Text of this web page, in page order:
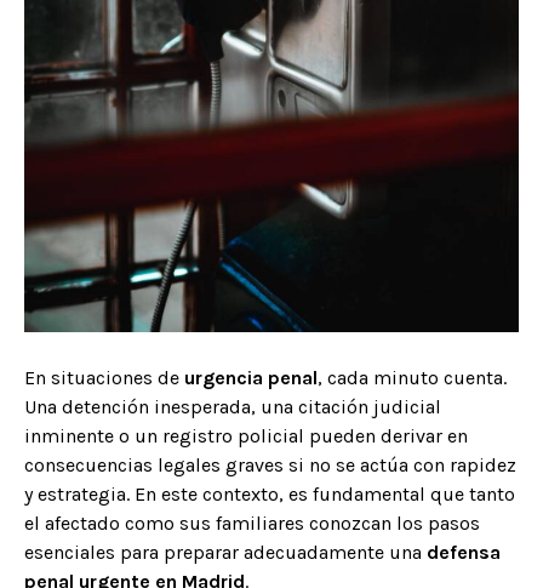
En situaciones de urgencia penal, cada minuto cuenta.
Una detención inesperada, una citación judicial
inminente o un registro policial pueden derivar en
consecuencias legales graves si no se actúa con rapidez
y estrategia. En este contexto, es fundamental que tanto
el afectado como sus familiares conozcan los pasos
esenciales para preparar adecuadamente una defensa
penal urgente en Madrid.